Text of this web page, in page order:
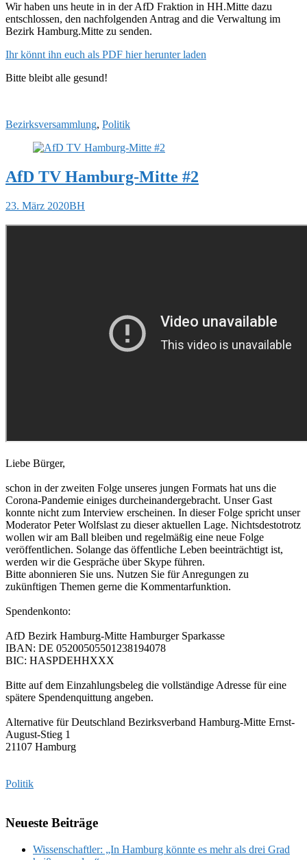
Wir haben uns heute in in der AfD Fraktion in HH.Mitte dazu
entschlossen, den nachfolgenden Antrag and die Verwaltung im
Bezirk Hamburg.Mitte zu senden.
Ihr könnt ihn euch als PDF hier herunter laden
Bitte bleibt alle gesund!
Bezirksversammlung, Politik
AfD TV Hamburg-Mitte #2
23. März 2020BH
Liebe Bürger,
schon in der zweiten Folge unseres jungen Formats hat uns die
Corona-Pandemie einiges durcheinandergebracht. Unser Gast
konnte nicht zum Interview erscheinen. In dieser Folge spricht unser
Moderator Peter Wolfslast zu dieser aktuellen Lage. Nichtsdestotrotz
wollen wir am Ball bleiben und regelmäßig eine neue Folge
veröffentlichen. Solange das öffentliche Leben beeinträchtigt ist,
werden wir die Gespräche über Skype führen.
Bitte abonnieren Sie uns. Nutzen Sie für Anregungen zu
zukünftigen Themen gerne die Kommentarfunktion.
Spendenkonto:
AfD Bezirk Hamburg-Mitte Hamburger Sparkasse
IBAN: DE 05200505501238194078
BIC: HASPDEHHXXX
Bitte auf dem Einzahlungsbeleg die vollständige Adresse für eine
spätere Spendenquittung angeben.
Alternative für Deutschland Bezirksverband Hamburg-Mitte Ernst-
August-Stieg 1
21107 Hamburg
Politik
Neueste Beiträge
Wissenschaftler: „In Hamburg könnte es mehr als drei Grad